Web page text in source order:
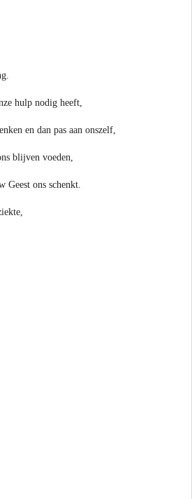
hulp nodig heeft,
en dan pas aan onszelf,
blijven voeden,
Geest ons schenkt.